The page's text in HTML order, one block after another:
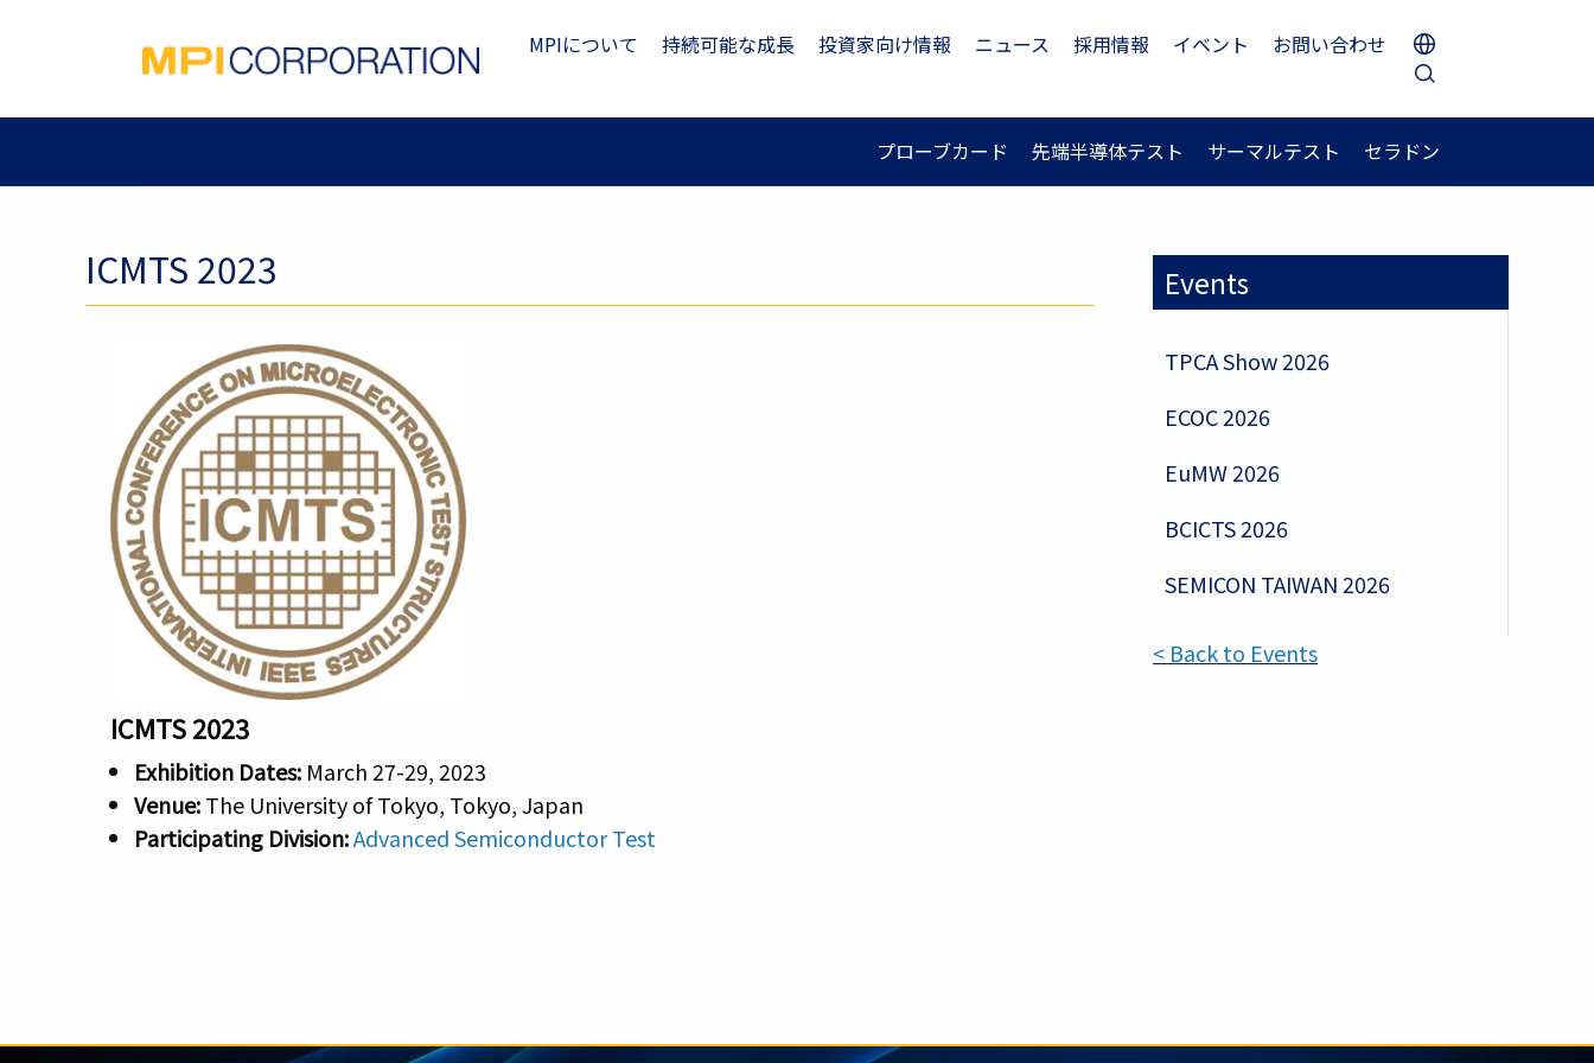
MPIについて 持続可能な成長 投資家向け情報 ニュース 採用情報 イベント お問い合わせ
プローブカード 先端半導体テスト サーマルテスト セラドン
ICMTS 2023
ICMTS 2023
Exhibition Dates: March 27-29, 2023
Venue:The University of Tokyo, Tokyo, Japan
Participating Division:Advanced Semiconductor Test
Events
TPCA Show 2026
ECOC 2026
EuMW 2026
BCICTS 2026
SEMICON TAIWAN 2026
< Back to Events